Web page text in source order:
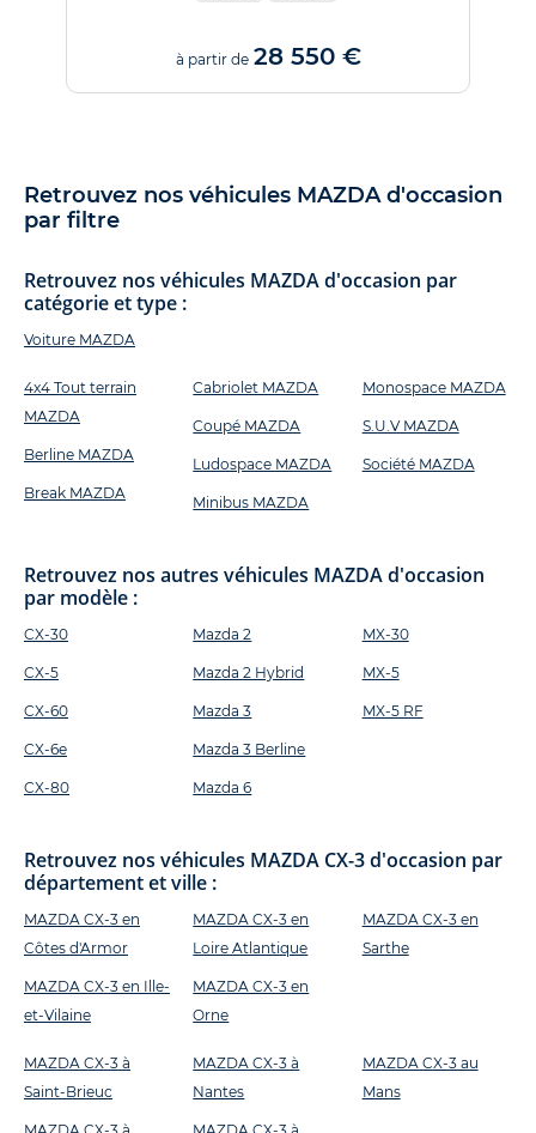
à partir de 28 550 €
Retrouvez nos véhicules MAZDA d'occasion
par filtre
Retrouvez nos véhicules MAZDA d'occasion par
catégorie et type :
Voiture MAZDA
4x4 Tout terrain
MAZDA
Berline MAZDA
Break MAZDA
Cabriolet MAZDA
Coupé MAZDA
Ludospace MAZDA
Minibus MAZDA
Monospace MAZDA
S.U.V MAZDA
Société MAZDA
Retrouvez nos autres véhicules MAZDA d'occasion
par modèle :
CX-30
CX-5
CX-60
CX-6e
CX-80
Mazda 2
Mazda 2 Hybrid
Mazda 3
Mazda 3 Berline
Mazda 6
MX-30
MX-5
MX-5 RF
Retrouvez nos véhicules MAZDA CX-3 d'occasion par
département et ville :
MAZDA CX-3 en
Côtes d'Armor
MAZDA CX-3 en Ille-
et-Vilaine
MAZDA CX-3 en
Loire Atlantique
MAZDA CX-3 en
Orne
MAZDA CX-3 en
Sarthe
MAZDA CX-3 à
Saint-Brieuc
MAZDA CX-3 à
Nantes
MAZDA CX-3 au
Mans